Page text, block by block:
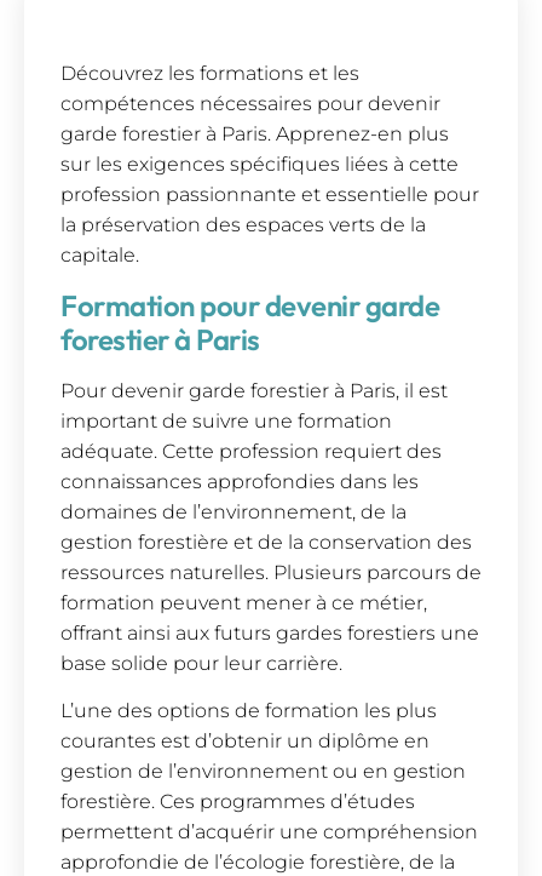
Découvrez les formations et les
compétences nécessaires pour devenir
garde forestier à Paris. Apprenez-en plus
sur les exigences spécifiques liées à cette
profession passionnante et essentielle pour
la préservation des espaces verts de la
capitale.
Formation pour devenir garde
forestier à Paris
Pour devenir garde forestier à Paris, il est
important de suivre une formation
adéquate. Cette profession requiert des
connaissances approfondies dans les
domaines de l’environnement, de la
gestion forestière et de la conservation des
ressources naturelles. Plusieurs parcours de
formation peuvent mener à ce métier,
offrant ainsi aux futurs gardes forestiers une
base solide pour leur carrière.
L’une des options de formation les plus
courantes est d’obtenir un diplôme en
gestion de l’environnement ou en gestion
forestière. Ces programmes d’études
permettent d’acquérir une compréhension
approfondie de l’écologie forestière, de la